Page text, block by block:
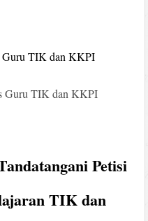
Guru TIK dan KKPI
Guru TIK dan KKPI
Petisi
TIK dan